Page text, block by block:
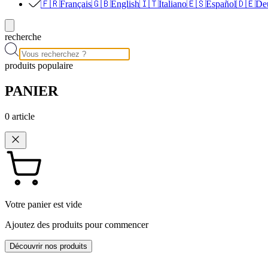
🇫🇷Français🇬🇧English🇮🇹Italiano🇪🇸Español🇩🇪
recherche
produits populaire
PANIER
0 article
Votre panier est vide
Ajoutez des produits pour commencer
Découvrir nos produits